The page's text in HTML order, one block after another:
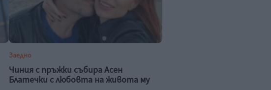
Заедно
Чиния с пръжки събира Асен
Блатечки с любовта на живота му